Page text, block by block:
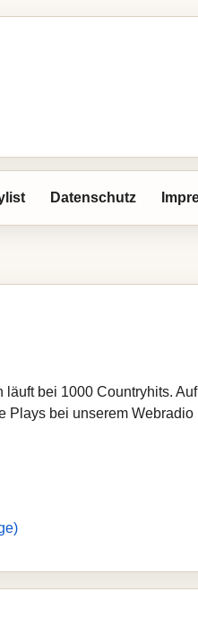
Datenschutz
läuft bei 1000 Countryhits.
Plays bei unserem